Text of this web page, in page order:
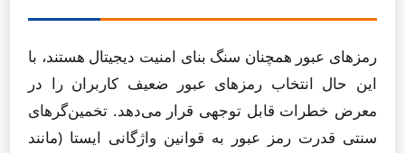
رمزهای عبور همچنان سنگ بنای امنیت دیجیتال هستند، با
این حال انتخاب رمزهای عبور ضعیف کاربران را در
معرض خطرات قابل توجهی قرار می‌دهد. تخمین‌گرهای
سنتی قدرت رمز عبور به قوانین واژگانی ایستا (مانند